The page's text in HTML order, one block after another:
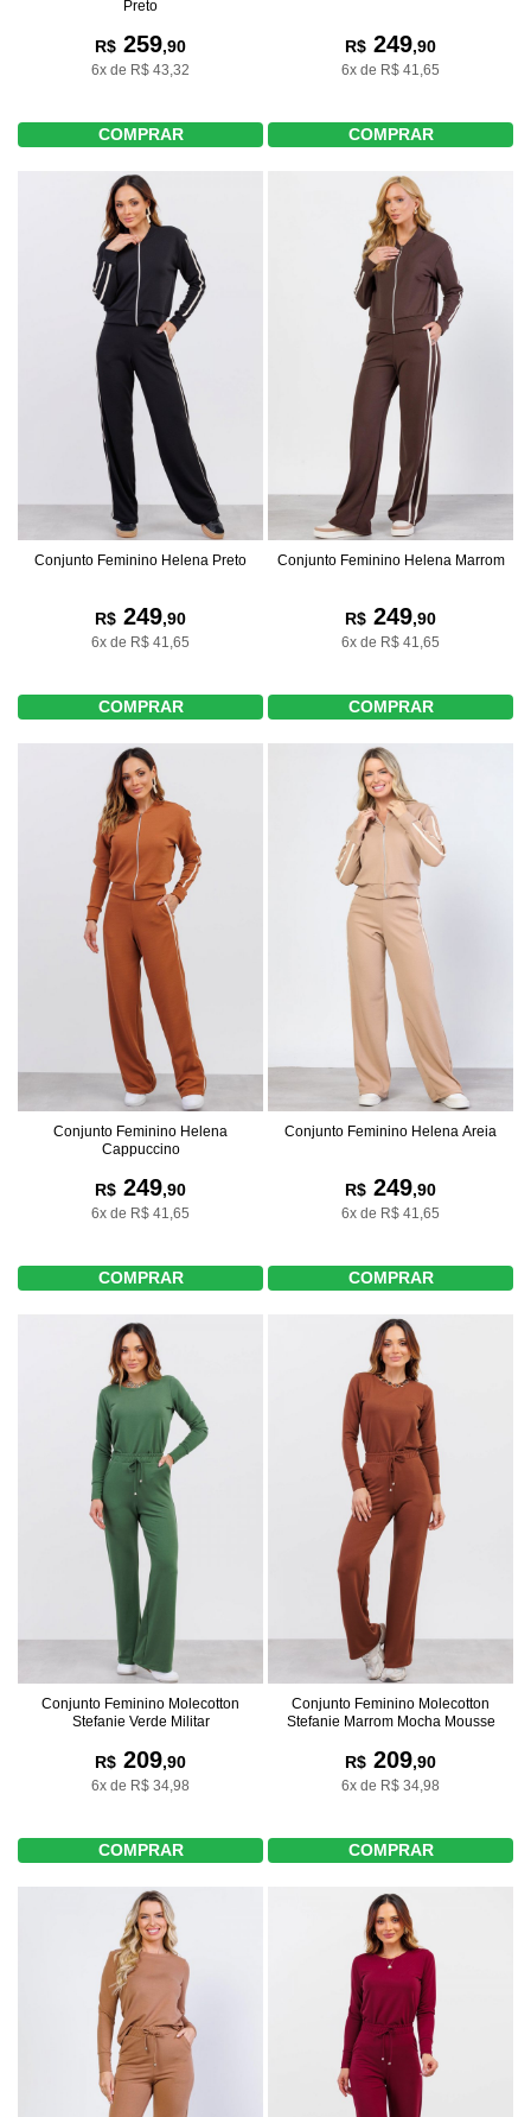
Preto
R$ 259,90
6x de R$ 43,32
COMPRAR
R$ 249,90
6x de R$ 41,65
COMPRAR
Conjunto Feminino Helena Preto
R$ 249,90
6x de R$ 41,65
COMPRAR
Conjunto Feminino Helena Marrom
R$ 249,90
6x de R$ 41,65
COMPRAR
Conjunto Feminino Helena
Cappuccino
R$ 249,90
6x de R$ 41,65
COMPRAR
Conjunto Feminino Helena Areia
R$ 249,90
6x de R$ 41,65
COMPRAR
Conjunto Feminino Molecotton
Stefanie Verde Militar
R$ 209,90
6x de R$ 34,98
COMPRAR
Conjunto Feminino Molecotton
Stefanie Marrom Mocha Mousse
R$ 209,90
6x de R$ 34,98
COMPRAR